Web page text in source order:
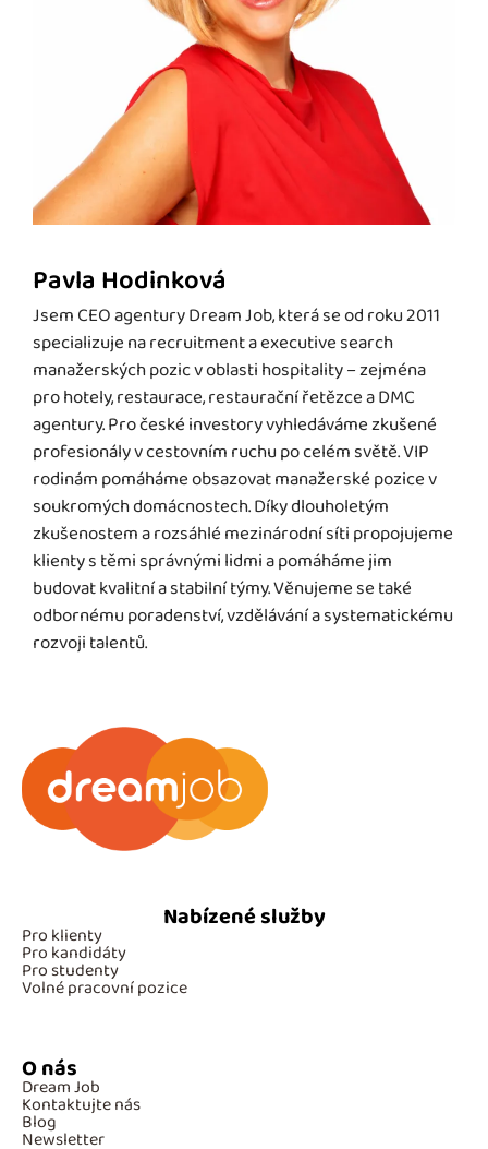
Pavla Hodinková
Jsem CEO agentury Dream Job, která se od roku 2011
specializuje na recruitment a executive search
manažerských pozic v oblasti hospitality – zejména
pro hotely, restaurace, restaurační řetězce a DMC
agentury. Pro české investory vyhledáváme zkušené
profesionály v cestovním ruchu po celém světě. VIP
rodinám pomáháme obsazovat manažerské pozice v
soukromých domácnostech. Díky dlouholetým
zkušenostem a rozsáhlé mezinárodní síti propojujeme
klienty s těmi správnými lidmi a pomáháme jim
budovat kvalitní a stabilní týmy. Věnujeme se také
odbornému poradenství, vzdělávání a systematickému
rozvoji talentů.
Nabízené služby
Pro klienty
Pro kandidáty
Pro studenty
Volné pracovní pozice
O nás
Dream Job
Kontaktujte nás
Blog
Newsletter